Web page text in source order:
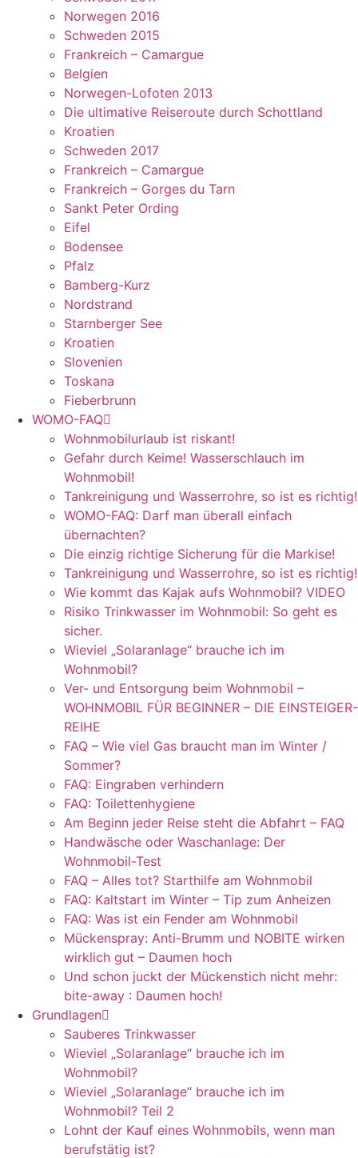
Norwegen 2016
Schweden 2015
Frankreich – Camargue
Belgien
Norwegen-Lofoten 2013
Die ultimative Reiseroute durch Schottland
Kroatien
Schweden 2017
Frankreich – Camargue
Frankreich – Gorges du Tarn
Sankt Peter Ording
Eifel
Bodensee
Pfalz
Bamberg-Kurz
Nordstrand
Starnberger See
Kroatien
Slovenien
Toskana
Fieberbrunn
WOMO-FAQ
Wohnmobilurlaub ist riskant!
Gefahr durch Keime! Wasserschlauch im
Wohnmobil!
Tankreinigung und Wasserrohre, so ist es richtig!
WOMO-FAQ: Darf man überall einfach
übernachten?
Die einzig richtige Sicherung für die Markise!
Tankreinigung und Wasserrohre, so ist es richtig!
Wie kommt das Kajak aufs Wohnmobil? VIDEO
Risiko Trinkwasser im Wohnmobil: So geht es
sicher.
Wieviel „Solaranlage“ brauche ich im
Wohnmobil?
Ver- und Entsorgung beim Wohnmobil –
WOHNMOBIL FÜR BEGINNER – DIE EINSTEIGER-
REIHE
FAQ – Wie viel Gas braucht man im Winter /
Sommer?
FAQ: Eingraben verhindern
FAQ: Toilettenhygiene
Am Beginn jeder Reise steht die Abfahrt – FAQ
Handwäsche oder Waschanlage: Der
Wohnmobil-Test
FAQ – Alles tot? Starthilfe am Wohnmobil
FAQ: Kaltstart im Winter – Tip zum Anheizen
FAQ: Was ist ein Fender am Wohnmobil
Mückenspray: Anti-Brumm und NOBITE wirken
wirklich gut – Daumen hoch
Und schon juckt der Mückenstich nicht mehr:
bite-away : Daumen hoch!
Grundlagen
Sauberes Trinkwasser
Wieviel „Solaranlage“ brauche ich im
Wohnmobil?
Wieviel „Solaranlage“ brauche ich im
Wohnmobil? Teil 2
Lohnt der Kauf eines Wohnmobils, wenn man
berufstätig ist?